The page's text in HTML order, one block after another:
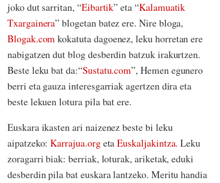
joko dut sarritan, “Eibartik” eta “Kalamuatik
Txargainera” blogetan batez ere. Nire bloga,
Blogak.comkokatuta dagoenez, leku horretan ere
nabigatzen dut blog desberdin batzuk irakurtzen.
Beste leku bat da:“Sustatu.com”, Hemen egunero
berri eta gauza interesgarriak agertzen dira eta
beste lekuen lotura pila bat ere.
Euskara ikasten ari naizenez beste bi leku
aipatzeko:Karrajua.orgetaEuskaljakintza. Leku
zoragarri biak: berriak, loturak, ariketak, eduki
desberdin pila bat euskara lantzeko. Meritu handia